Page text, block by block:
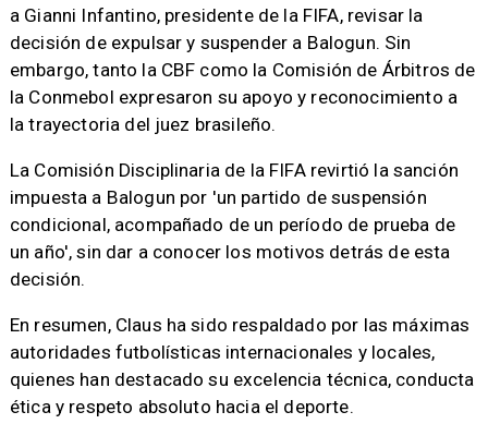
a Gianni Infantino, presidente de la FIFA, revisar la
decisión de expulsar y suspender a Balogun. Sin
embargo, tanto la CBF como la Comisión de Árbitros de
la Conmebol expresaron su apoyo y reconocimiento a
la trayectoria del juez brasileño.
La Comisión Disciplinaria de la FIFA revirtió la sanción
impuesta a Balogun por 'un partido de suspensión
condicional, acompañado de un período de prueba de
un año', sin dar a conocer los motivos detrás de esta
decisión.
En resumen, Claus ha sido respaldado por las máximas
autoridades futbolísticas internacionales y locales,
quienes han destacado su excelencia técnica, conducta
ética y respeto absoluto hacia el deporte.